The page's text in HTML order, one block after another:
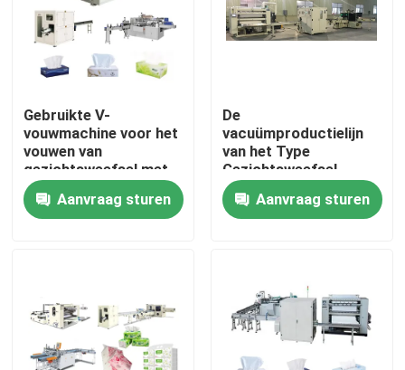
Huis
Producten
Fabriekstocht
Gebruikte V-
vouwmachine voor het
vouwen van
gezichtsweefsel met
hogesnelheidsautomatische
verpakkingsmachine
Aanvraag sturen
De
vacuümproductielijn
van het Type
Gezichtsweefsel,
Papieren zakdoekje
die Machine omzetten
Aanvraag sturen